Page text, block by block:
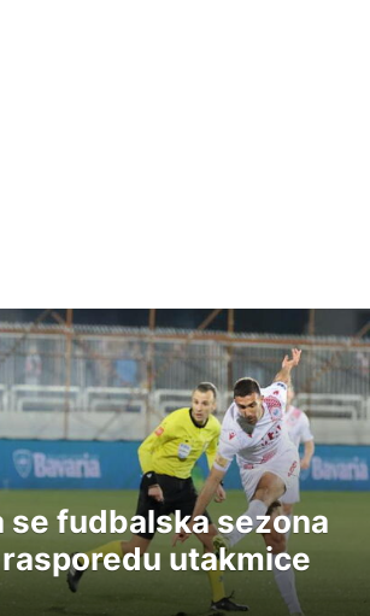
se fudbalska sezona
rasporedu utakmice